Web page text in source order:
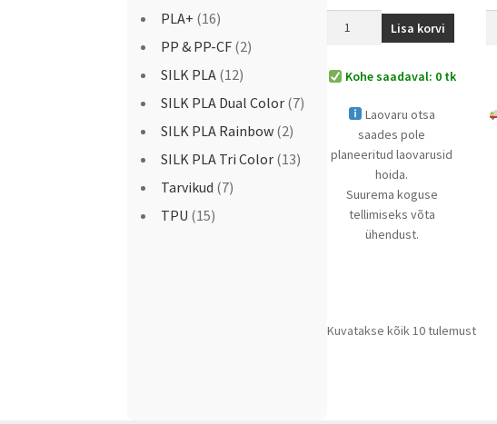
PLA+ (16)
PP & PP-CF (2)
SILK PLA (12)
SILK PLA Dual Color (7)
SILK PLA Rainbow (2)
SILK PLA Tri Color (13)
Tarvikud (7)
TPU (15)
Lisa korvi
Kohe saadaval: 0 tk
Laovaru otsa
saades pole
planeeritud laovarusid
hoida.
Suurema koguse
tellimiseks võta
ühendust.
Kuvatakse kõik 10 tulemust